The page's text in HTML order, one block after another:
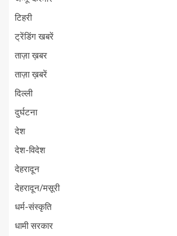
टिहरी
ट्रेंडिंग खबरें
ताज़ा ख़बर
ताज़ा ख़बरें
दिल्ली
दुर्घटना
देश
देश-विदेश
देहरादून
देहरादून/मसूरी
धर्म-संस्कृति
धामी सरकार